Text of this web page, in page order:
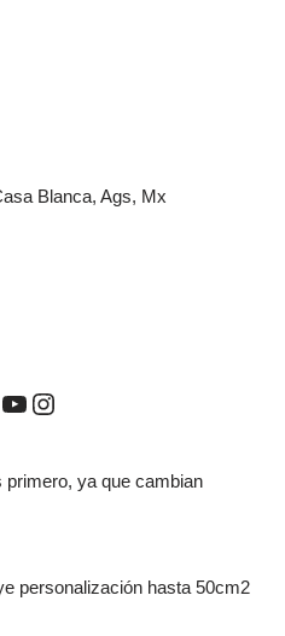
Blanca, Ags, Mx
ya que cambian
personalización hasta 50cm2